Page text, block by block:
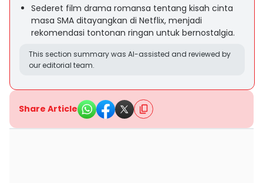
Sederet film drama romansa tentang kisah cinta
masa SMA ditayangkan di Netflix, menjadi
rekomendasi tontonan ringan untuk bernostalgia.
This section summary was AI-assisted and reviewed by
our editorial team.
Share Article